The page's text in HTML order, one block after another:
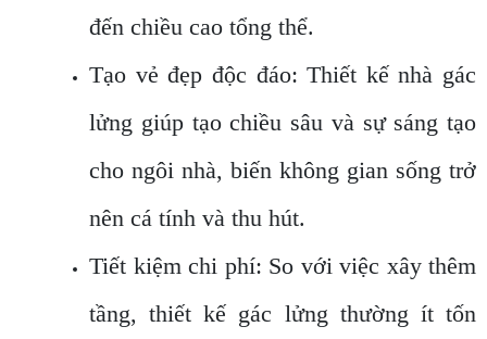
đến chiều cao tổng thể.
Tạo vẻ đẹp độc đáo: Thiết kế nhà gác
lửng giúp tạo chiều sâu và sự sáng tạo
cho ngôi nhà, biến không gian sống trở
nên cá tính và thu hút.
Tiết kiệm chi phí: So với việc xây thêm
tầng, thiết kế gác lửng thường ít tốn